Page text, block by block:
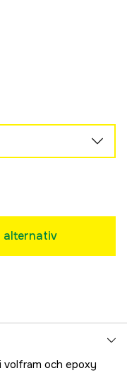
alternativ
volfram och epoxy